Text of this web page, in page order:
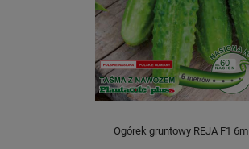
Ogórek gruntowy REJA F1 6m